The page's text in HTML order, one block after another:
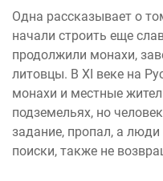
Одна рассказывает о
начали строить еще
продолжили монахи,
литовцы. В XI веке на
монахи и местные
подземельях, но
задание, пропал, а
поиски, также не